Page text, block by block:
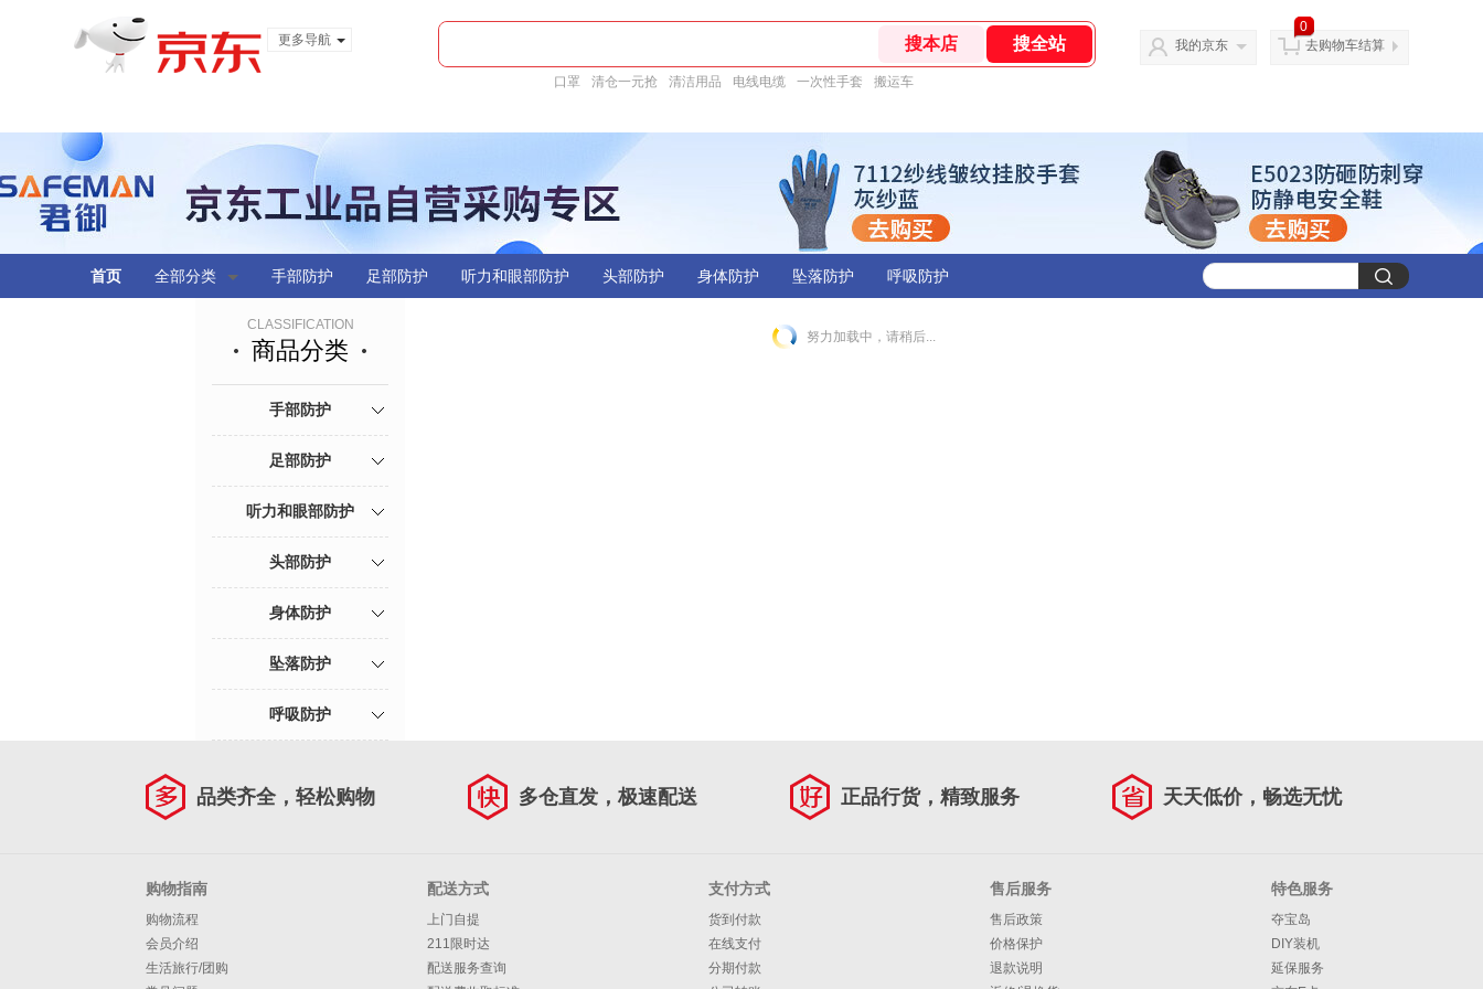
更多导航
口罩 清仓一元抢 清洁用品 电线电缆 一次性手套 搬运车
我的京东
0
去购物车结算
首页 全部分类 手部防护 足部防护 听力和眼部防护 头部防护 身体防护 坠落防护 呼吸防护
CLASSIFICATION
商品分类
手部防护
足部防护
听力和眼部防护
头部防护
身体防护
坠落防护
呼吸防护
努力加载中，请稍后...
品类齐全，轻松购物 多仓直发，极速配送 正品行货，精致服务 天天低价，畅选无忧
购物指南
购物流程
会员介绍
生活旅行/团购
配送方式
上门自提
211限时达
配送服务查询
支付方式
货到付款
在线支付
分期付款
售后服务
售后政策
价格保护
退款说明
特色服务
夺宝岛
DIY装机
延保服务